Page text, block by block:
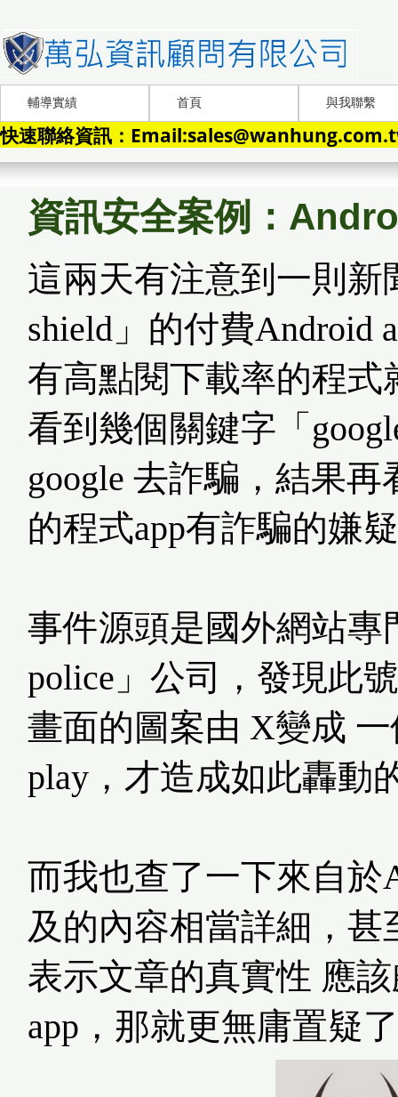
輔導實績 首頁 與我聯繫
快速聯絡資訊：
資訊安全案例：
這兩天有注意到一則新
shield」的付費Android
有高點閱下載率的程
看到幾個關鍵字「
google 去詐騙，結果
的程式app有詐騙的嫌
事件源頭是國外網站專
police」公司，發現此
畫面的圖案由 X變成
play，才造成如此轟動
而我也查了一下來自於
及的內容相當詳細，
表示文章的真實性 應
app，那就更無庸置疑